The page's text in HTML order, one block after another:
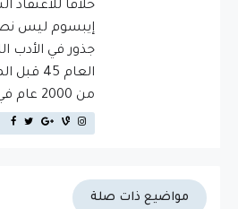
خلافاَ للاعتقاد
إيبسوم ليس
جذور في الأدب
العام
من 2000 عام في القدم.
مواضيع ذات صلة